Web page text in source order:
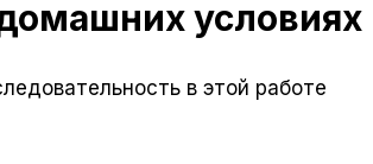
условиях
в этой работе